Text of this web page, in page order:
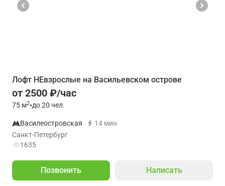
Лофт НЕвзрослые на Васильевском острове
от 2500 ₽/час
75 м2•до 20 чел.
Василеостровская
14 мин
Санкт-Петербург
1635
Позвонить Написать